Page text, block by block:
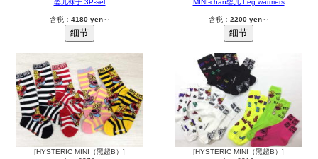
婴儿袜子 3P-set
含税： 4180 yen～
MINI-chan婴儿 Leg warmers
含税： 2200 yen～
[HYSTERIC MINI（黑超B）]
[HYSTERIC MINI（黑超B）]